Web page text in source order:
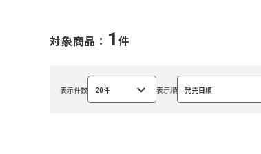
対象商品： 1 件
表示件数 20件
選
択
表示順 発売日順
選
択